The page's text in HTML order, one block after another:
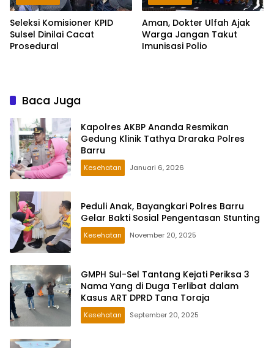
Seleksi Komisioner KPID
Sulsel Dinilai Cacat
Prosedural
Aman, Dokter Ulfah Ajak
Warga Jangan Takut
Imunisasi Polio
Baca Juga
Kapolres AKBP Ananda Resmikan
Gedung Klinik Tathya Draraka Polres
Barru
Kesehatan Januari 6, 2026
Peduli Anak, Bayangkari Polres Barru
Gelar Bakti Sosial Pengentasan Stunting
Kesehatan November 20, 2025
GMPH Sul-Sel Tantang Kejati Periksa 3
Nama Yang di Duga Terlibat dalam
Kasus ART DPRD Tana Toraja
Kesehatan September 20, 2025